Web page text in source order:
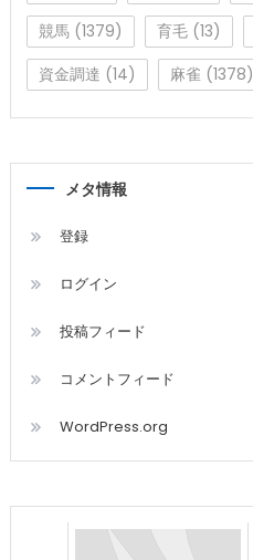
競馬(1379) 育毛(13)
資金調達 (14) 麻雀 (1378)
メタ情報
登録
ログイン
投稿フィード
コメントフィード
WordPress.org